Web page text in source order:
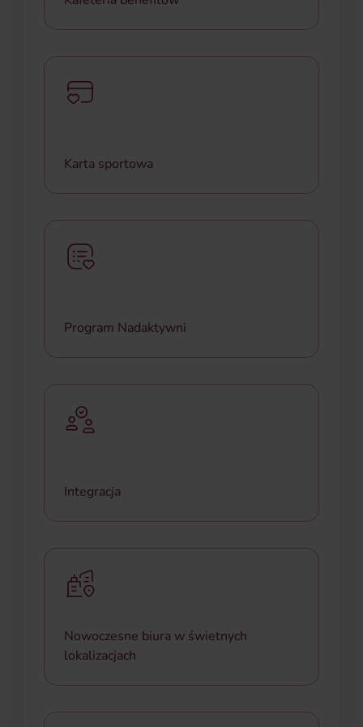
znajdziesz wPolityce prywatności
benefitów w jednej platformie dopasowane do
Karta sportowa
tysięcy obiektów sportowych w całej Polsce.
Program Nadaktywni
starty w zawodach i wspieramy aktywnych
Integracja
wyjścia, wydarzenia i imprezy firmowe to nasza
Nowoczesne biura w świetnych
lokalizacjach
i Warszawy (Rondo ONZ 1) – w komfortowych i